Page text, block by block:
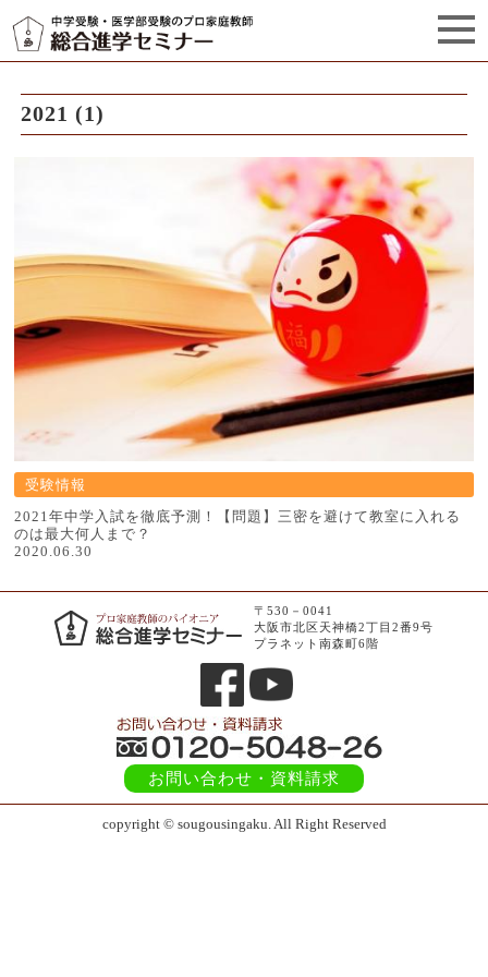
セミナーからのお知らせ（5）
2021 (1)
受験情報
2021年中学入試を徹底予測！【問題】三密を避けて教室に入れる
のは最大何人まで？
2020.06.30
〒530－0041
大阪市北区天神橋2丁目2番9号
プラネット南森町6階
お問い合わせ ・資料請求
copyright © sougousingaku. All Right Reserved